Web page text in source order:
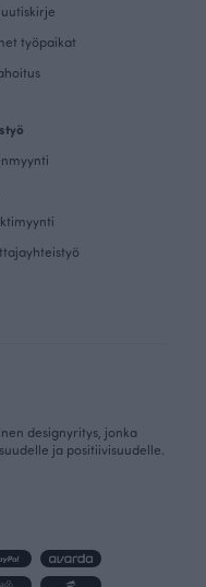
työpaikat
designyritys, jonka
ja positiivisuudelle.